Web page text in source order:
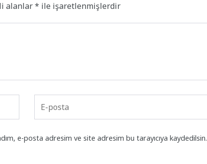
alanlar* ile işaretlenmişlerdir
e-posta adresim ve site adresim bu tarayıcıya kaydedilsin.